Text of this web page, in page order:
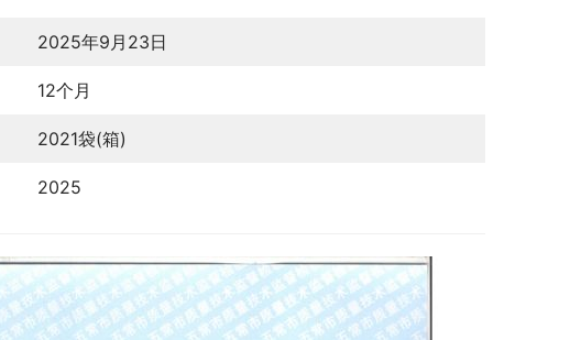
2025年9月23日
12个月
2021袋(箱)
2025